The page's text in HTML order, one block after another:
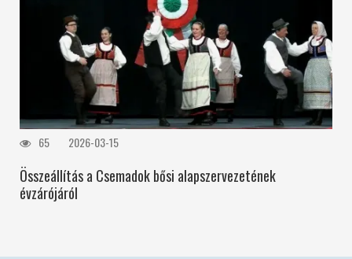
65 2026-03-15
Összeállítás a Csemadok bősi alapszervezetének
évzárójáról